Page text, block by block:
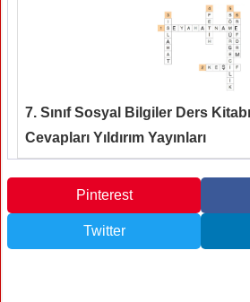
7. Sınıf Sosyal Bilgiler Ders
Cevapları Yıldırım Yayınları
Pinterest
Twitter